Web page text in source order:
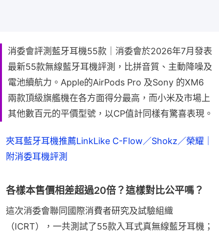
消委會評測藍牙耳機55款｜消委會於2026年7月發表
最新55款無線藍牙耳機評測，比拼音質、主動降噪及
電池續航力。Apple的AirPods Pro 及Sony 的XM6
兩款頂級旗艦機在各方面得分最高，而小米及市場上
其他數百元的平價型號，以CP值計同樣有驚喜表現。
夾耳藍牙耳機推薦LinkLike C-Flow／Shokz／榮耀｜
附消委耳機評測
各樣本售價相差超過20倍？這樣對比公平嗎？
這次消委會聯同國際消費者研究及試驗組織
（ICRT），一共測試了55款入耳式真無線藍牙耳機；